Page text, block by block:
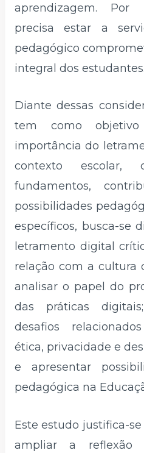
aprendizagem. Por
precisa estar a
pedagógico
integral dos estudantes.
Diante dessas
tem como
importância do
contexto escolar,
fundamentos,
possibilidades
específicos, busca-se
letramento digital
relação com a cultura
analisar o papel do
das práticas
desafios
ética, privacidade e
e apresentar
pedagógica na
Este estudo justifica-
ampliar a